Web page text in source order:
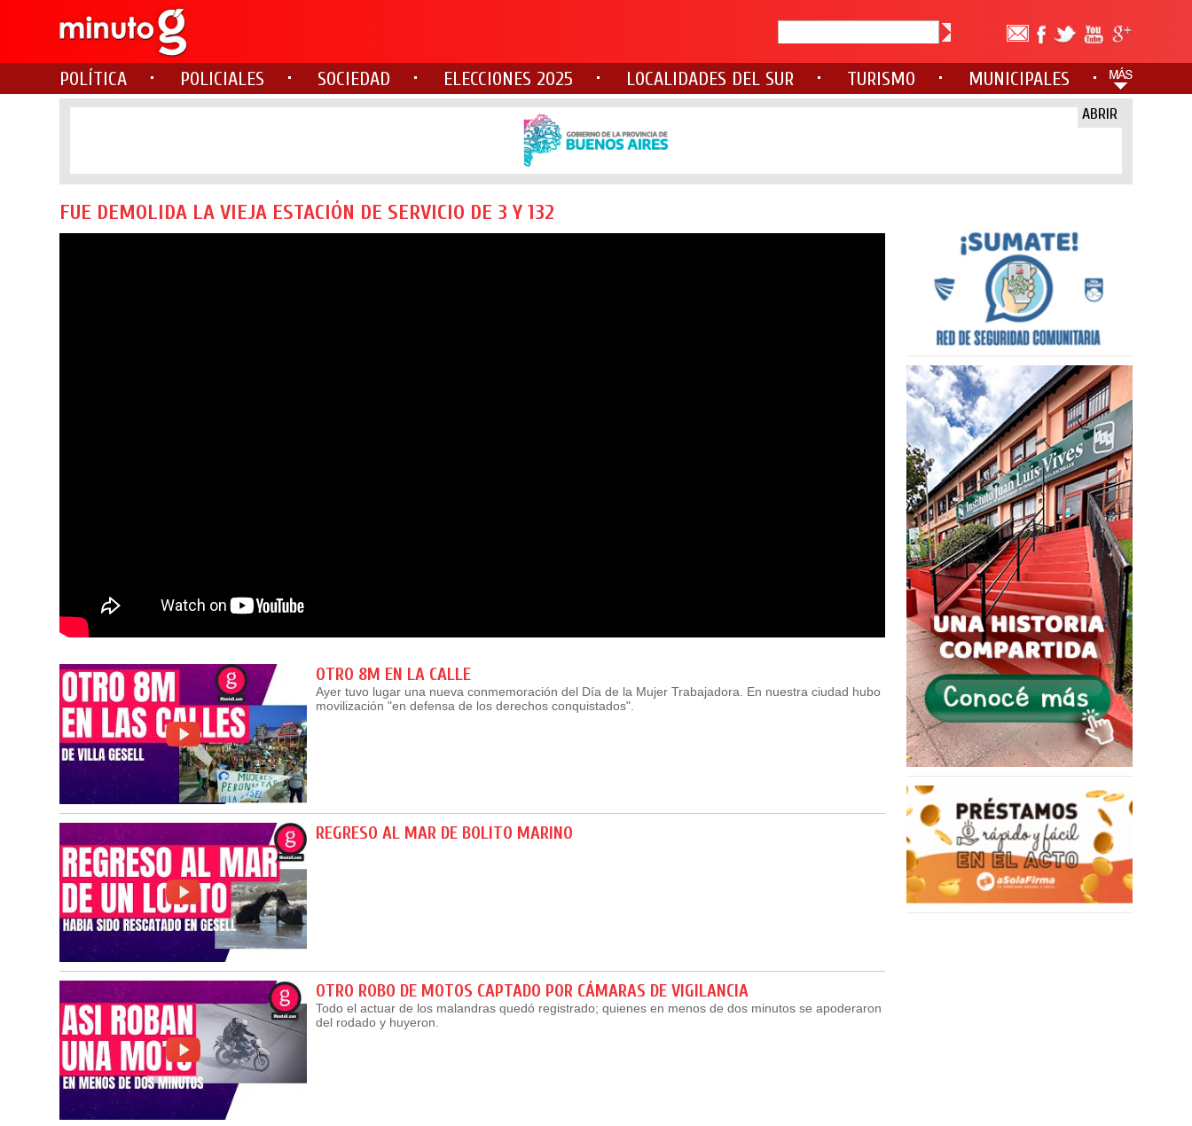
POLÍTICA POLICIALES SOCIEDAD ELECCIONES 2025 LOCALIDADES DEL SUR TURISMO MUNICIPALES
ABRIR
FUE DEMOLIDA LA VIEJA ESTACIÓN DE SERVICIO DE 3 Y 132
OTRO 8M EN LA CALLE
Ayer tuvo lugar una nueva conmemoración del Día de la Mujer Trabajadora. En nuestra ciudad hubo
movilización "en defensa de los derechos conquistados".
REGRESO AL MAR DE BOLITO MARINO
OTRO ROBO DE MOTOS CAPTADO POR CÁMARAS DE VIGILANCIA
Todo el actuar de los malandras quedó registrado; quienes en menos de dos minutos se apoderaron
del rodado y huyeron.